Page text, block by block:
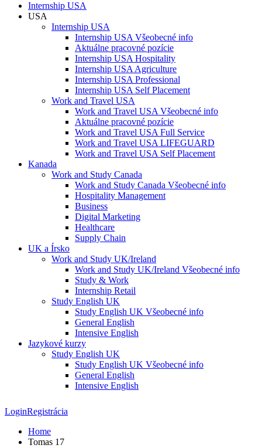
Internship USA
USA
Internship USA
Internship USA Všeobecné info
Aktuálne pracovné pozície
Internship USA Hospitality
Internship USA Agriculture
Internship USA Professional
Internship USA Self Placement
Work and Travel USA
Work and Travel USA Všeobecné info
Aktuálne pracovné pozície
Work and Travel USA Full Service
Work and Travel USA LIFEGUARD
Work and Travel USA Self Placement
Kanada
Work and Study Canada
Work and Study Canada Všeobecné info
Hospitality Management
Business
Digital Marketing
Healthcare
Supply Chain
UK a Írsko
Work and Study UK/Ireland
Work and Study UK/Ireland Všeobecné info
Study & Work
Internship Retail
Study English UK
Study English UK Všeobecné info
General English
Intensive English
Jazykové kurzy
Study English UK
Study English UK Všeobecné info
General English
Intensive English
LoginRegistrácia
Home
Tomas 17